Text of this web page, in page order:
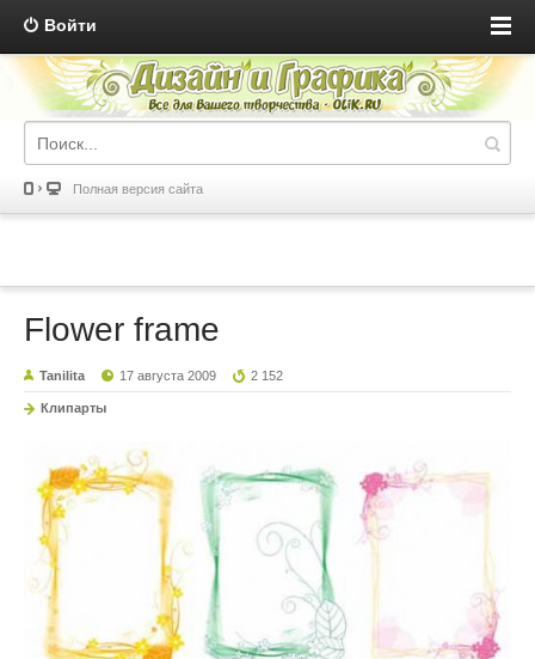
Войти
Полная версия сайта
Flower frame
Tanilita 17 августа 2009 2 152
Клипарты